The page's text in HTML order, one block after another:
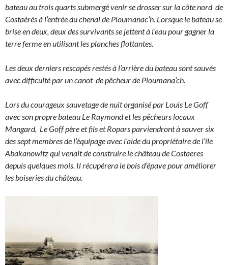
bateau au trois quarts submergé venir se drosser sur la côte nord de
Costaérés à l’entrée du chenal de Ploumanac’h. Lorsque le bateau se
brise en deux, deux des survivants se jettent à l’eau pour gagner la
terre ferme en utilisant les planches flottantes.
Les deux derniers rescapés restés à l’arrière du bateau sont sauvés
avec difficulté par un canot de pêcheur de Ploumana’ch.
Lors du courageux sauvetage de nuit organisé par Louis Le Goff
avec son propre bateau Le Raymond et les pêcheurs locaux
Mangard, Le Goff père et fils et Ropars parviendront à sauver six
des sept membres de l’équipage avec l’aide du propriétaire de l’île
Abakanowitz qui venait de construire le château de Costaeres
depuis quelques mois. Il récupérera le bois d’épave pour améliorer
les boiseries du château.